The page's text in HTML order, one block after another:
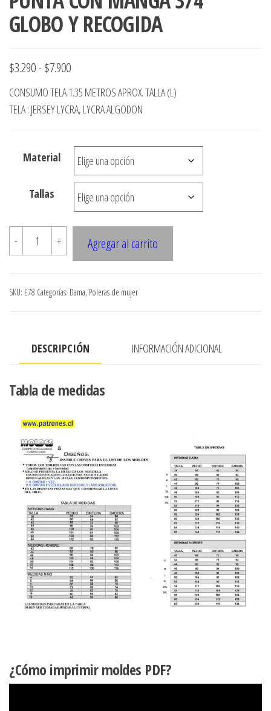
GLOBO Y RECOGIDA
$3.290- $7.900Rango
de
precios:
$3.290
hasta
$7.900
CONSUMO TELA 1.35 METROS APROX. TALLA (L)
TELA : JERSEY LYCRA, LYCRA ALGODON
Material
Tallas
-
MANGA
GLOBO
RECOGIDA
cantidad
+ Agregar al carrito
SKU: E78 Categorías: Dama, Poleras de mujer
DESCRIPCIÓN INFORMACIÓN ADICIONAL
Tabla de medidas
¿Cómo imprimir moldes PDF?